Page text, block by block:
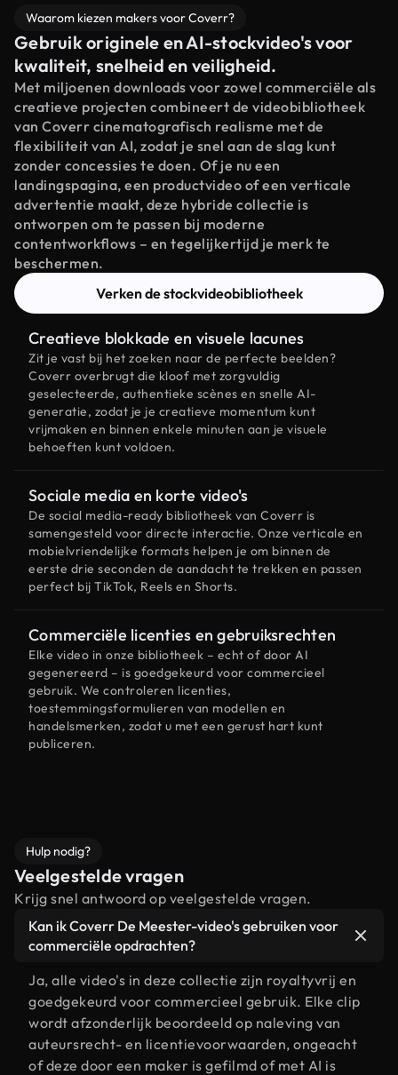
Waarom kiezen makers voor Coverr?
Gebruik originele en AI-stockvideo's voor
kwaliteit, snelheid en veiligheid.
Met miljoenen downloads voor zowel commerciële als
creatieve projecten combineert de videobibliotheek
van Coverr cinematografisch realisme met de
flexibiliteit van AI, zodat je snel aan de slag kunt
zonder concessies te doen. Of je nu een
landingspagina, een productvideo of een verticale
advertentie maakt, deze hybride collectie is
ontworpen om te passen bij moderne
contentworkflows – en tegelijkertijd je merk te
beschermen.
Verken de stockvideobibliotheek
Creatieve blokkade en visuele lacunes
Zit je vast bij het zoeken naar de perfecte beelden?
Coverr overbrugt die kloof met zorgvuldig
geselecteerde, authentieke scènes en snelle AI-
generatie, zodat je je creatieve momentum kunt
vrijmaken en binnen enkele minuten aan je visuele
behoeften kunt voldoen.
Sociale media en korte video's
De social media-ready bibliotheek van Coverr is
samengesteld voor directe interactie. Onze verticale en
mobielvriendelijke formats helpen je om binnen de
eerste drie seconden de aandacht te trekken en passen
perfect bij TikTok, Reels en Shorts.
Commerciële licenties en gebruiksrechten
Elke video in onze bibliotheek – echt of door AI
gegenereerd – is goedgekeurd voor commercieel
gebruik. We controleren licenties,
toestemmingsformulieren van modellen en
handelsmerken, zodat u met een gerust hart kunt
publiceren.
Hulp nodig?
Veelgestelde vragen
Krijg snel antwoord op veelgestelde vragen.
Kan ik Coverr De Meester-video's gebruiken voor
commerciële opdrachten?
Ja, alle video's in deze collectie zijn royaltyvrij en
goedgekeurd voor commercieel gebruik. Elke clip
wordt afzonderlijk beoordeeld op naleving van
auteursrecht- en licentievoorwaarden, ongeacht
of deze door een maker is gefilmd of met AI is